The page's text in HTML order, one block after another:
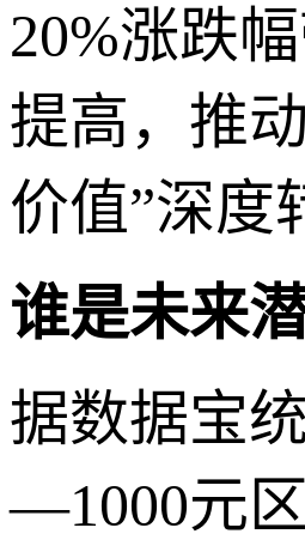
20%涨跌
提高，推
价值”深度
谁是未来
据数据宝
—1000元